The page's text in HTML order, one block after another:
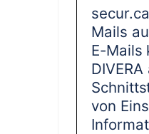
Mails
E-Mails
von